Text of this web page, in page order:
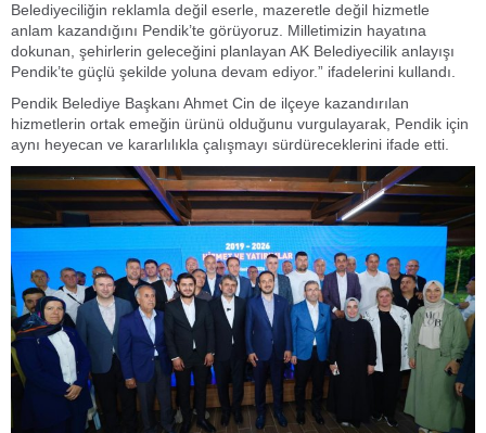
Belediyeciliğin reklamla değil eserle, mazeretle değil hizmetle
anlam kazandığını Pendik’te görüyoruz. Milletimizin hayatına
dokunan, şehirlerin geleceğini planlayan AK Belediyecilik anlayışı
Pendik’te güçlü şekilde yoluna devam ediyor.” ifadelerini kullandı.
Pendik Belediye Başkanı Ahmet Cin de ilçeye kazandırılan
hizmetlerin ortak emeğin ürünü olduğunu vurgulayarak, Pendik için
aynı heyecan ve kararlılıkla çalışmayı sürdüreceklerini ifade etti.